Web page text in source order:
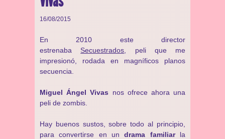
16/08/2015
En 2010 este director
estrenaba Secuestrados , peli que me
impresionó, rodada en magníficos planos
secuencia.
Miguel Ángel Vivas nos ofrece ahora una
peli de zombis.
Hay buenos sustos, sobre todo al principio,
para convertirse en undrama familiarla